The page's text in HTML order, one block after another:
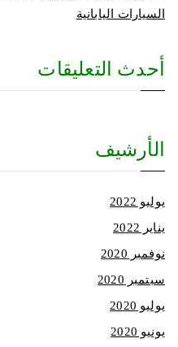
السيارات اليابانية
أحدث التعليقات
الأرشيف
يوليو 2022
يناير 2022
نوفمبر 2020
سبتمبر 2020
يوليو 2020
يونيو 2020